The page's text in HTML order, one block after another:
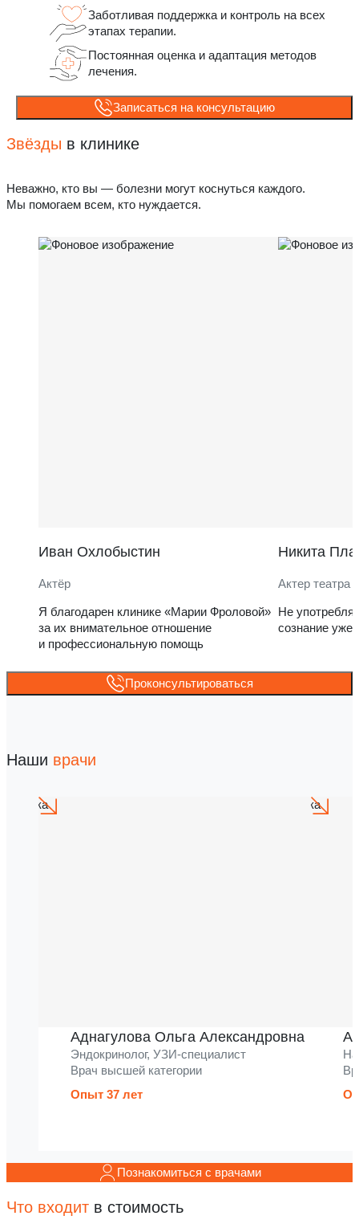
Заботливая поддержка и контроль на всех
этапах терапии.
Постоянная оценка и адаптация методов
лечения.
Записаться на консультацию
Звёзды в клинике
Неважно, кто вы — болезни могут коснуться каждого.
Мы помогаем всем, кто нуждается.
Иван Охлобыстин
Актёр
Я благодарен клинике «Марии Фроловой»
за их внимательное отношение
и профессиональную помощь
Никита
Актер театра
Не
сознание уже
Проконсультироваться
Наши врачи
Аднагулова Ольга Александровна
Эндокринолог, УЗИ-специалист
Врач высшей категории
Опыт 37 лет
Познакомиться с врачами
Что входит в стоимость